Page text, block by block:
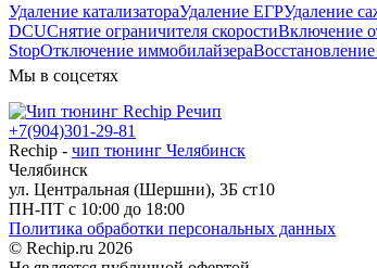
Удаление катализатораУдаление ЕГРУдаление
DCUСнятие ограничителя скоростиВключение
StopОтключение иммобилайзера
Мы в соцсетях
+7(904)301-29-81
Rechip - чип тюнинг Челябинск
Челябинск
ул. Центральная (Шершни), 3Б ст10
ПН-ПТ с 10:00 до 18:00
Политика обработки персональных данных
© Rechip.ru 2026